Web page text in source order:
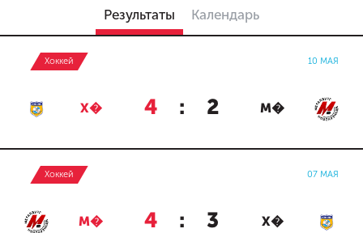
Результаты Календарь
Хоккей 10 МАЯ
Х� 4 : 2 М�
Хоккей 07 МАЯ
М� 4 : 3 Х�